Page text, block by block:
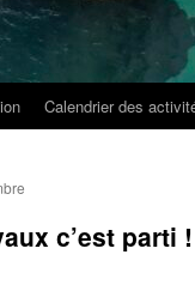
Calendrier des
c’est parti !